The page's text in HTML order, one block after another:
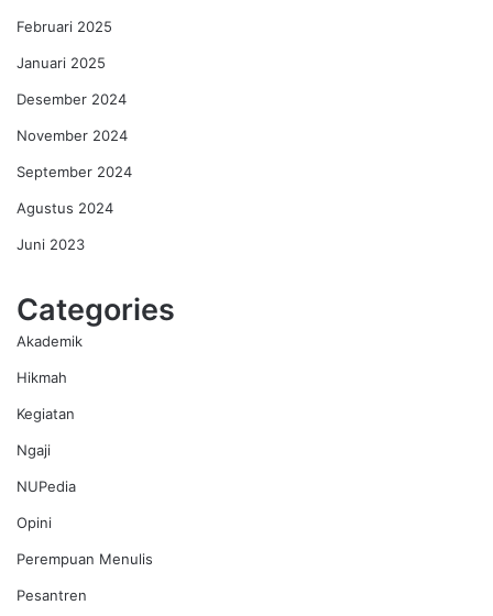
Februari 2025
Januari 2025
Desember 2024
November 2024
September 2024
Agustus 2024
Juni 2023
Categories
Akademik
Hikmah
Kegiatan
Ngaji
NUPedia
Opini
Perempuan Menulis
Pesantren